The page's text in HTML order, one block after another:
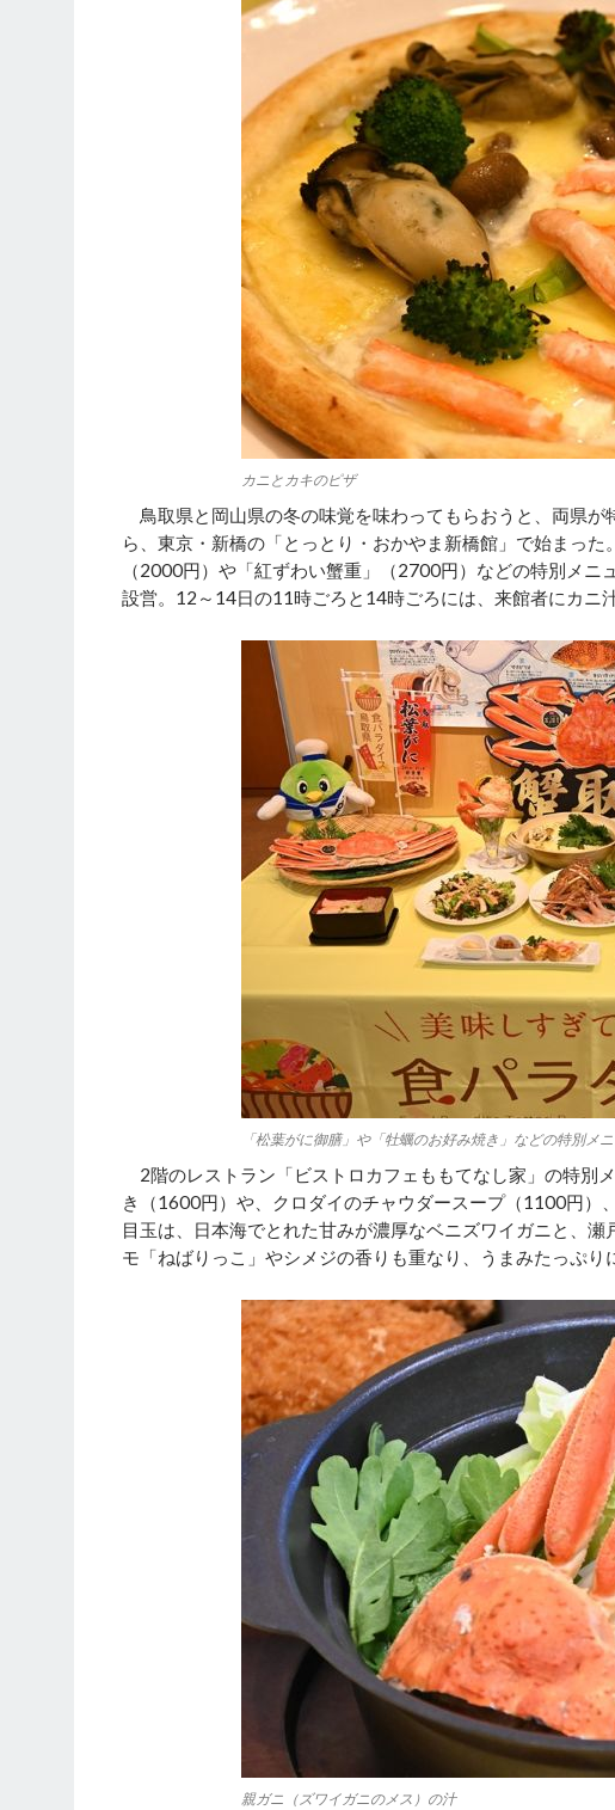
カニとカキのピザ
鳥取県と岡山県の冬の味覚を味わってもらおうと、両県
ら、東京・新橋の「とっとり・おかやま新橋館」で始まっ
（2000円）や「紅ずわい蟹重」（2700円）などの特別メ
設営。12～14日の11時ごろと14時ごろには、来館者にカニ
「松葉がに御膳」や「牡蠣のお好み焼き」などの特別メ
2階のレストラン「ビストロカフェももてなし家」の特別
き（1600円）や、クロダイのチャウダースープ（1100円）
目玉は、日本海でとれた甘みが濃厚なベニズワイガニと、
モ「ねばりっこ」やシメジの香りも重なり、うまみたっぷり
親ガニ（ズワイガニのメス）の汁